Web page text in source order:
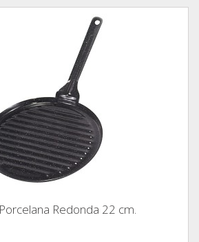
Redonda 22 cm.